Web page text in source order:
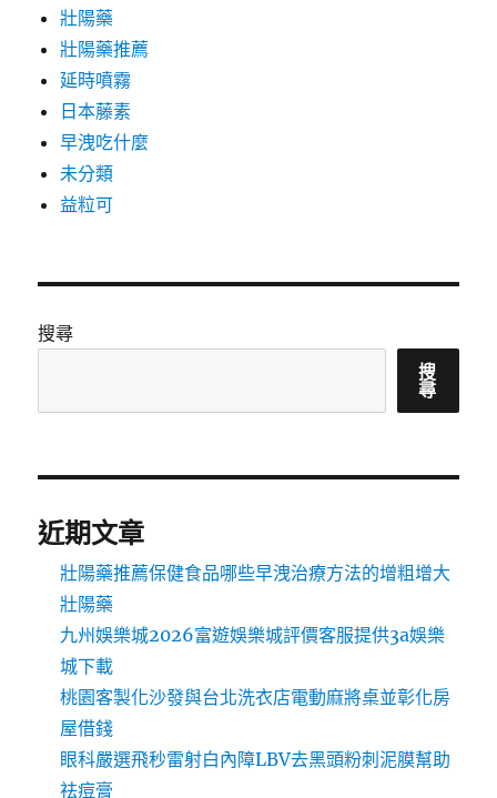
壯陽藥
壯陽藥推薦
延時噴霧
日本藤素
早洩吃什麼
未分類
益粒可
搜尋
搜
尋
近期文章
壯陽藥推薦保健食品哪些早洩治療方法的增粗增大
壯陽藥
九州娛樂城2026富遊娛樂城評價客服提供3a娛樂
城下載
桃園客製化沙發與台北洗衣店電動麻將桌並彰化房
屋借錢
眼科嚴選飛秒雷射白內障LBV去黑頭粉刺泥膜幫助
祛痘膏